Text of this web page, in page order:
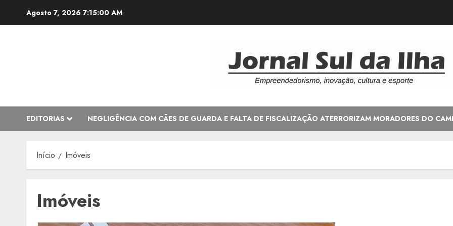
Agosto 7, 2026 7:15:00 AM
EDITORIAS NEGLIGÊNCIA COM CÃES DE GUARDA E FALTA DE FISCALIZAÇÃO ATERRORIZAM MORADORES DO
Início Imóveis
Imóveis